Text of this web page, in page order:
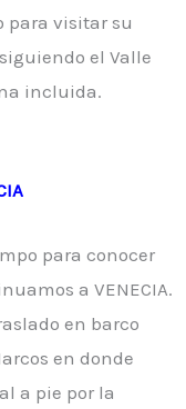
para visitar su
el Valle
incluida.
para conocer
a VENECIA.
en barco
en donde
a pie por la